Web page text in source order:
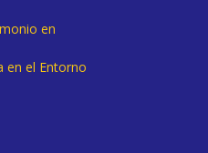
en
en el Entorno